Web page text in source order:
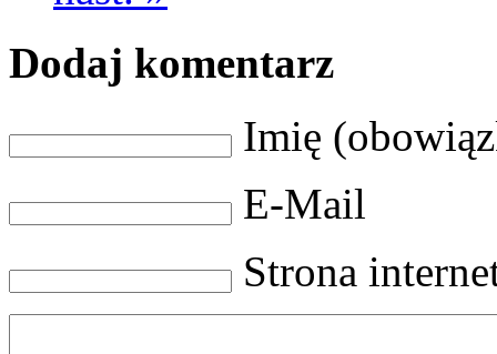
Dodaj komentarz
Imię
E-Mail
Strona